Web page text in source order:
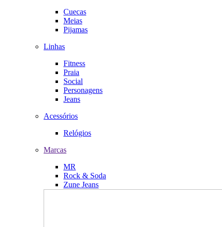
Cuecas
Meias
Pijamas
Linhas
Fitness
Praia
Social
Personagens
Jeans
Acessórios
Relógios
Marcas
MR
Rock & Soda
Zune Jeans